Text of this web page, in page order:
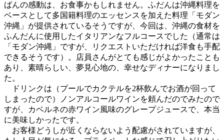
ばんの感動は、お食事かもしれません。ふだんは沖縄料理を
ベースとして多国籍料理のエッセンスを加えた料理「モダン
沖縄」が提供されているそうですが、今回は、沖縄の食材を
ふんだんに使用したイタリアンなフルコースでした（通常は
「モダン沖縄」ですが、リクエストいただければ洋食も手配
できるそうです）。店員さんがとても感じがよかったことも
あり、素晴らしい、夢見心地の、幸せなディナーになりまし
た。
ドリンクは（プールでカクテルを2杯飲んでお酒が回って
しまったので）ノンアルコールワインを頼んだのでみたので
すが、カベルネの赤ワイン風味のグレープジュースで、本当
に美味しかったです。
お客様どうしが近くならないよう配慮がされていますが、